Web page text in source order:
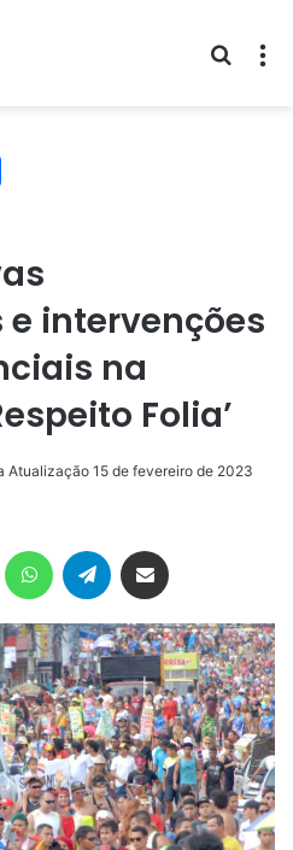
intervenções
na
Folia’
Atualização 15 de fevereiro de 2023
MessengerWhatsAppTelegram